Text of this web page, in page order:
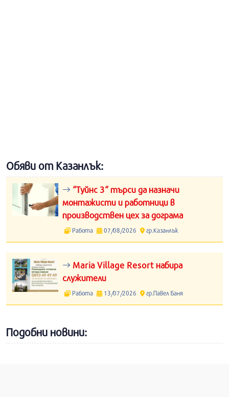
Обяви от Казанлък:
“Туйнс 3“ търси да назначи
монтажисти и работници в
производствен цех за дограма
Работа 07/08/2026 гр.Казанлък
Maria Village Resort набира
служители
Работа 13/07/2026 гр.Павел Баня
Подобни новини: